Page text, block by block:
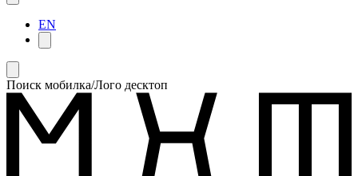
EN
Поиск мобилка/Лого десктоп